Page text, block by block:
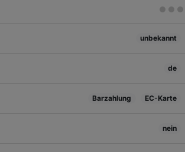
unbekannt
de
Barzahlung EC-Karte
nein